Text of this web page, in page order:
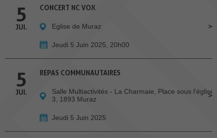
5
JUI.
CONCERT NC VOX
Eglise de Muraz
Jeudi 5 Juin 2025, 20h00
5
JUI.
REPAS COMMUNAUTAIRES
Salle Multiactivités - La Charmaie, Place sous l'église
3, 1893 Muraz
Jeudi 5 Juin 2025